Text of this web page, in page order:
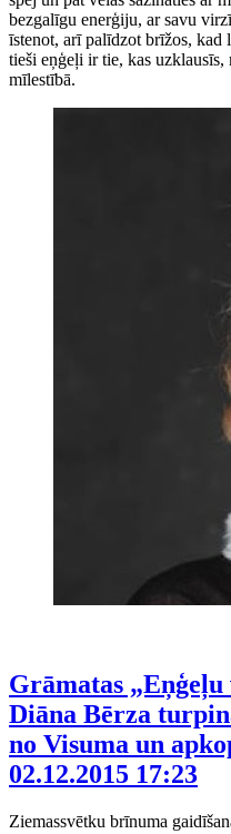
bezgalīgu enerģiju, ar savu
īstenot, arī palīdzot brīžos, kad
tieši eņģeļi ir tie, kas uzklausīs,
mīlestībā.
Grāmatas
Diāna Bērza
no Visuma un
02.12.2015 17:23
Ziemassvētku brīnuma